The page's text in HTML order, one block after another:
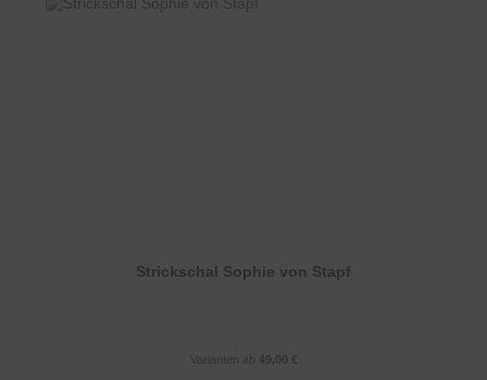
Strickschal Sophie von Stapf
Varianten ab 49,00 €